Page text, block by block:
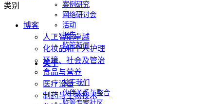
案例研究
网络研讨会
活动
报告
监管新闻
关于
关于我们
伙伴关系与整合
类别
博客
人工智能卓越
化妆品和个人护理
环境、社会及管治
食品与营养
医疗设备
制药与生物技术